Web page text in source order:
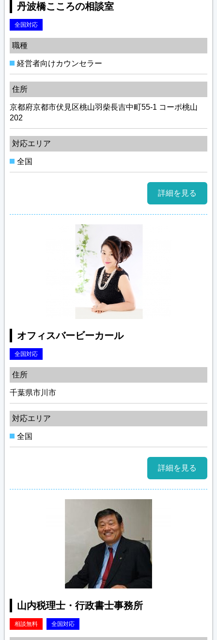
丹波橋こころの相談室
全国対応
職種
経営者向けカウンセラー
住所
京都府京都市伏見区桃山羽柴長吉中町55-1 コーポ桃山
202
対応エリア
全国
詳細を見る
オフィスバービーカール
全国対応
住所
千葉県市川市
対応エリア
全国
詳細を見る
山内税理士・行政書士事務所
相談無料 全国対応